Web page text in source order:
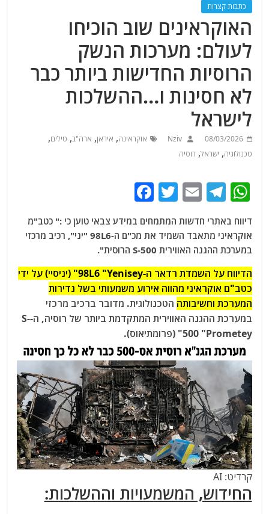
כתבות קצרות
האוקראינים שוב הוכיחו
לעולם: מערכות הנשק
הרוסיות החדישות ביותר כבר
לא חסינות ו…ההשלכות
לישראל
08/03/2026
Nziv אוקראינה, איראן, ארה"ב, טילים,
טכנולוגיה, ישראל, רוסיה
W
at
s
A
p
p
T
e
g
ra
m
E
ai
l
T
itt
er
c
e
b
o
o
k
דיווח באתרי חדשות המתמחים במידע צבאי טוען כי :"כטב"מ
אוקראיני מתאבד השמיד את מכ"ם ה-98L6 "יני", רכיב מרכזי
במערכת ההגנה האווירית S-500 הרוסית".
הדיווח על השמדת רדאר ה-98L6 "Yenisey" (יניסיי) על ידי
כטב"ם אוקראיני מהווה אירוע משמעותי בשל נדירות
המערכת וחשיבותה הטכנולוגית. מדובר ברכיב מרכזי
במערכת ההגנה האווירית המתקדמת ביותר של רוסיה, ה-S-
500 "Prometey" (פרומתיאוס).
קרדיט: AI
החידוש, המשמעויות וההשלכות: